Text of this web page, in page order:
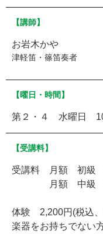
【講師】
お岩木かや
津軽笛・篠笛奏者
【曜日・時間】
第２・４ 水曜日 10
【受講料】
受講料 月額 初級
月額 中級
体験 2,200円(税込
楽器をお持ちでない